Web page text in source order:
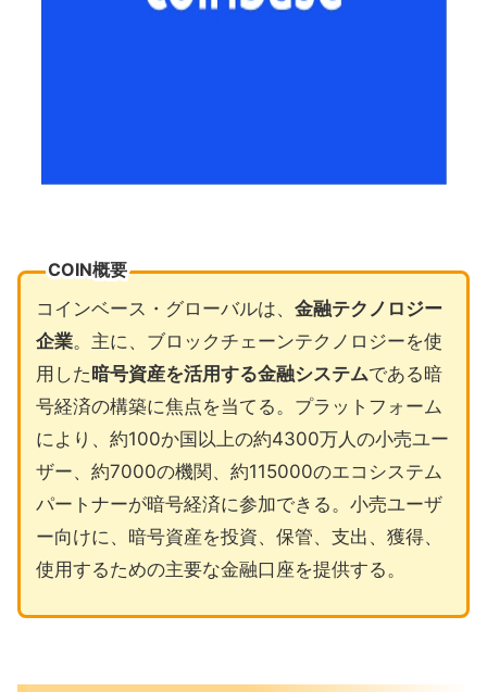
COIN概要
コインベース・グローバルは、 金融テクノロジー
企業。主に、ブロックチェーンテクノロジーを使
用した暗号資産を活用する金融システムである暗
号経済の構築に焦点を当てる。プラットフォーム
により、約100か国以上の約4300万人の小売ユー
ザー、約7000の機関、約115000のエコシステム
パートナーが暗号経済に参加できる。小売ユーザ
ー向けに、暗号資産を投資、保管、支出、獲得、
使用するための主要な金融口座を提供する。